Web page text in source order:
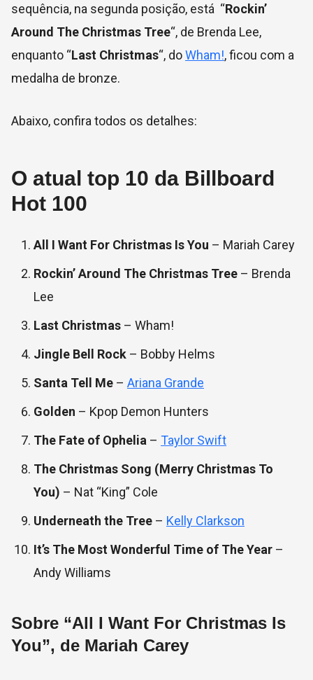
sequência, na segunda posição, está “Rockin’
Around The Christmas Tree“, de Brenda Lee,
enquanto “Last Christmas“, doWham!, ficou com a
medalha de bronze.
Abaixo, confira todos os detalhes:
O atual top 10 da Billboard
Hot 100
All I Want For Christmas Is You – Mariah Carey
Rockin’ Around The Christmas Tree – Brenda
Lee
Last Christmas – Wham!
Jingle Bell Rock – Bobby Helms
Santa Tell Me – Ariana Grande
Golden – Kpop Demon Hunters
The Fate of Ophelia – Taylor Swift
The Christmas Song (Merry Christmas To
You) – Nat “King” Cole
Underneath the Tree – Kelly Clarkson
It’s The Most Wonderful Time of The Year –
Andy Williams
Sobre “All I Want For Christmas Is
You”, de Mariah Carey